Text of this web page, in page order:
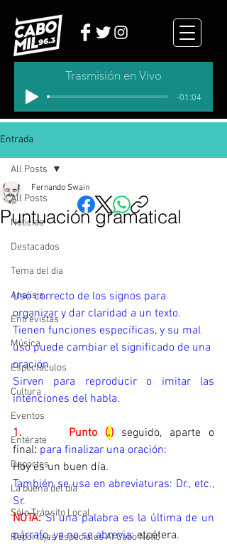
Trasmisión en Vivo
-01:04
Entrada
All Posts
Noticias
Destacados
Tema del dia
Analisis
Entrevistas
Música
Espectáculos
Cultura
Eventos
Entérate
Deportes
La buena del día
Sólo Tránsito Local
Reportajes Especiales Al Cabo Notic
All Posts
Puntuación gramatical
Fernando Swain
Uso correcto de los signos para
organizar y dar claridad a un texto.
Tienen funciones específicas, y su mal
uso puede cambiar el significado de una
oración.
Sirven para reproducir o imitar las
intenciones del habla.
1.      Punto (.) seguido, aparte o
final: para finalizar una oración:
Hoy es un buen día.
También se usa en abreviaturas: Dr., etc.,
Sr.
NOTA: Si una palabra es la última de un
párrafo, ya no se abrevia: etcétera.